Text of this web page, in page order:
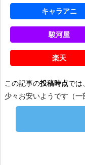
キャラアニ
駿河屋
楽天
この記事の投稿時点では
少々お安いようです（一